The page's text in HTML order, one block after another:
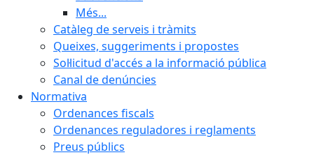
Més...
Catàleg de serveis i tràmits
Queixes, suggeriments i propostes
Sol·licitud d'accés a la informació pública
Canal de denúncies
Normativa
Ordenances fiscals
Ordenances reguladores i reglaments
Preus públics